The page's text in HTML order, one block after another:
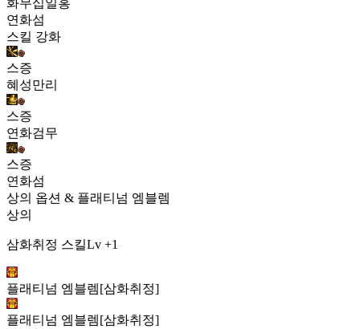
화무십일홍
연화섬
스킬 강화
스증
혜성만리
스증
연화검무
스증
연화섬
상의 옵션 & 플래티넘 엠블렘
상의
삼화취정 스킬Lv +1
플래티넘 엠블렘[삼화취정]
플래티넘 엠블렘[삼화취정]